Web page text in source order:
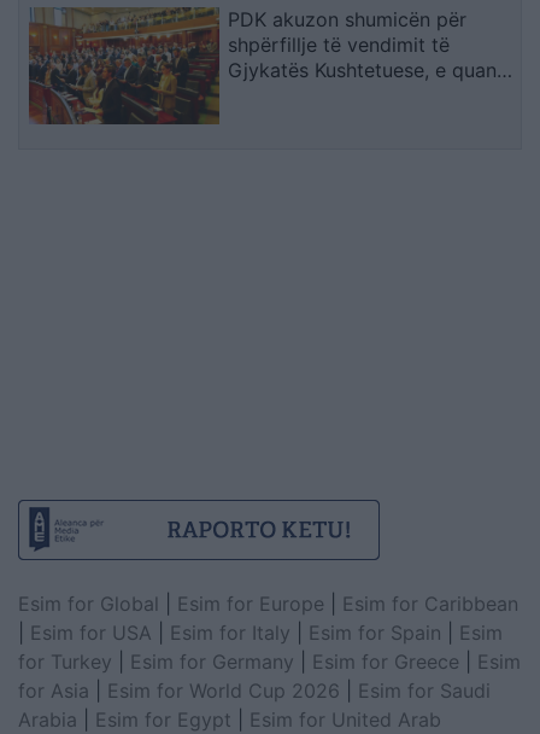
PDK akuzon shumicën për
shpërfillje të vendimit të
Gjykatës Kushtetuese, e quan
Esim for Global Esim for Europe
Esim for Caribbean
Esim for USA Esim for Italy Esim for Spain
Esim
for Turkey
Esim for Germany Esim for Greece
Esim
for Asia
Esim for World Cup 2026
Esim for Saudi
Arabia
Esim for Egypt
Esim for United Arab